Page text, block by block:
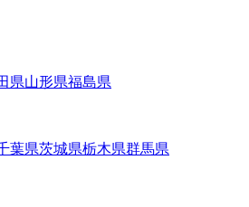
県山形県福島県
葉県茨城県栃木県群馬県